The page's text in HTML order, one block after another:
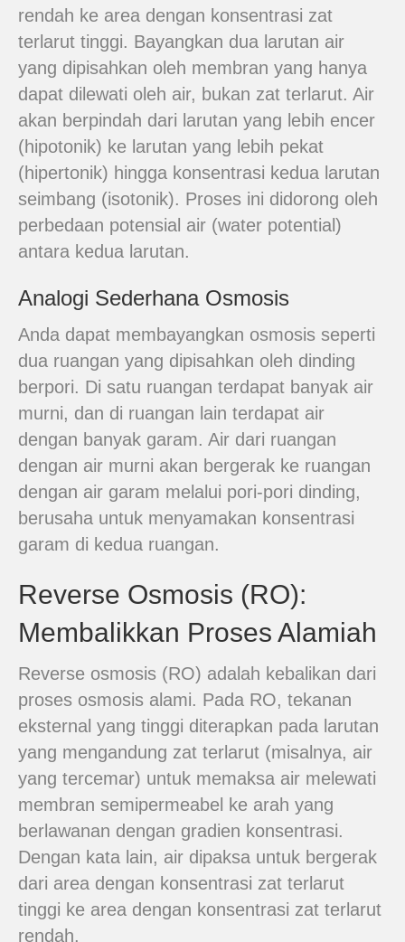
rendah ke area dengan konsentrasi zat
terlarut tinggi. Bayangkan dua larutan air
yang dipisahkan oleh membran yang hanya
dapat dilewati oleh air, bukan zat terlarut. Air
akan berpindah dari larutan yang lebih encer
(hipotonik) ke larutan yang lebih pekat
(hipertonik) hingga konsentrasi kedua larutan
seimbang (isotonik). Proses ini didorong oleh
perbedaan potensial air (water potential)
antara kedua larutan.
Analogi Sederhana Osmosis
Anda dapat membayangkan osmosis seperti
dua ruangan yang dipisahkan oleh dinding
berpori. Di satu ruangan terdapat banyak air
murni, dan di ruangan lain terdapat air
dengan banyak garam. Air dari ruangan
dengan air murni akan bergerak ke ruangan
dengan air garam melalui pori-pori dinding,
berusaha untuk menyamakan konsentrasi
garam di kedua ruangan.
Reverse Osmosis (RO):
Membalikkan Proses Alamiah
Reverse osmosis (RO) adalah kebalikan dari
proses osmosis alami. Pada RO, tekanan
eksternal yang tinggi diterapkan pada larutan
yang mengandung zat terlarut (misalnya, air
yang tercemar) untuk memaksa air melewati
membran semipermeabel ke arah yang
berlawanan dengan gradien konsentrasi.
Dengan kata lain, air dipaksa untuk bergerak
dari area dengan konsentrasi zat terlarut
tinggi ke area dengan konsentrasi zat terlarut
rendah.